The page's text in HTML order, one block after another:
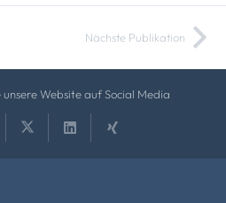
Nächste Publikation
unsere Website auf Social Media